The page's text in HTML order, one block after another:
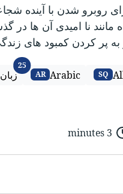
روبرو شدن با آینده
مانند نا امیدی آن ها
به پر کردن کمبود های
SQ
Arabic
AR
25زبان ها
3 minutes